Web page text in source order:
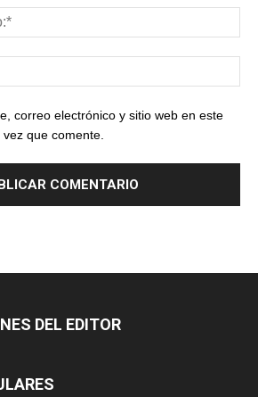
correo electrónico y sitio web en este
que comente.
DEL EDITOR